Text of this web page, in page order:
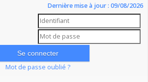
Dernière mise à jour : 09/08/2026
Mot de passe oublié ?